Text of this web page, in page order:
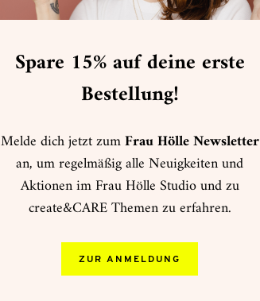
Spare 15% auf deine erste
Bestellung!
Melde dich jetzt zumFrau Hölle Newsletter
an, um regelmäßig alle Neuigkeiten und
Aktionen im Frau Hölle Studio und zu
create&CARE Themen zu erfahren.
ZUR ANMELDUNG